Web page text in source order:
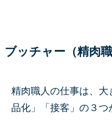
ブッチャー（精肉
精肉職人の仕事は、
品化」「接客」の３つ